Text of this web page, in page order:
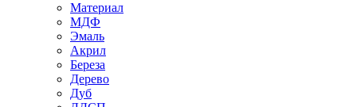
Материал
МДФ
Эмаль
Акрил
Береза
Дерево
Дуб